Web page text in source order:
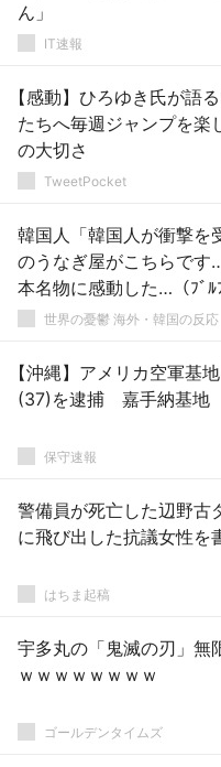
ん」
IT速報
【感動】ひろゆき氏が語
たちへ毎週ジャンプを楽
の大切さ
TweetPocket
韓国人「韓国人が衝撃を
のうなぎ屋がこちらです
本名物に感動した…（ﾌﾞﾙﾌ
世界の憂鬱 海外・韓国の反応
【沖縄】アメリカ空軍基
(37)を逮捕 嘉手納基地
保守速報
警備員が死亡した辺野古
に飛び出した抗議女性を
はちま起稿
宇多丸の「鬼滅の刃」無
ｗｗｗｗｗｗｗｗ
ゴールデンタイムズ